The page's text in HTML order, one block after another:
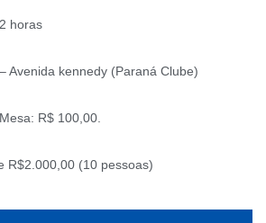
horas
Avenida kennedy (Paraná Clube)
R$ 100,00.
R$2.000,00 (10 pessoas)